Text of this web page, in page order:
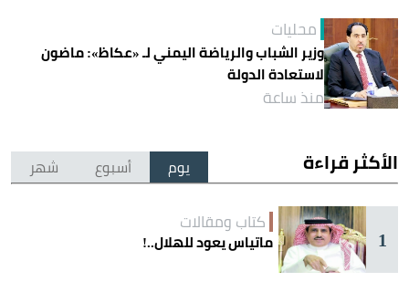
محليات
وزير الشباب والرياضة اليمني لـ «عكاظ»: ماضون
لاستعادة الدولة
منذ ساعة
الأكثر قراءة يوم أسبوع شهر
1
كتاب ومقالات
ماتياس يعود للهلال..!